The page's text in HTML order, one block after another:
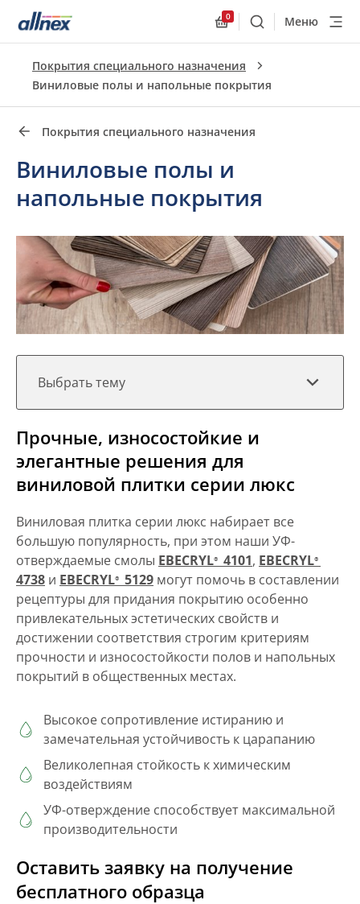
0
ПоискМеню
Покрытия специального назначения
Виниловые полы и напольные покрытия
Покрытия специального назначения
Виниловые полы и
напольные покрытия
Выбрать тему
Быстрые ссылки
Прочные, износостойкие и
элегантные решения для
виниловой плитки серии люкс
Виниловая плитка серии люкс набирает все
большую популярность, при этом наши УФ-
отверждаемые смолы EBECRYL® 4101, EBECRYL®
4738 и EBECRYL® 5129 могут помочь в составлении
рецептуры для придания покрытию особенно
привлекательных эстетических свойств и
достижении соответствия строгим критериям
прочности и износостойкости полов и напольных
покрытий в общественных местах.
Высокое сопротивление истиранию и
замечательная устойчивость к царапанию
Великолепная стойкость к химическим
воздействиям
УФ-отверждение способствует максимальной
производительности
Оставить заявку на получение
бесплатного образца